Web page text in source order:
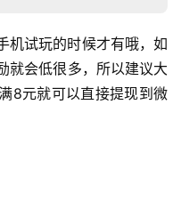
机试玩的时候才有哦，如
就会低很多，所以建议大
8元就可以直接提现到微